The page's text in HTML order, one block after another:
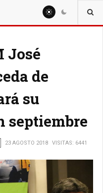
José
de
su
septiembre
23 AGOSTO 2018 VISITAS: 6441